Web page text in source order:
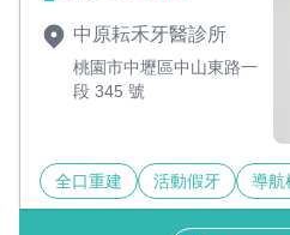
中原耘禾牙醫診所
桃園市中壢區中山東路一
段 345 號
全口重建 活動假牙 導航